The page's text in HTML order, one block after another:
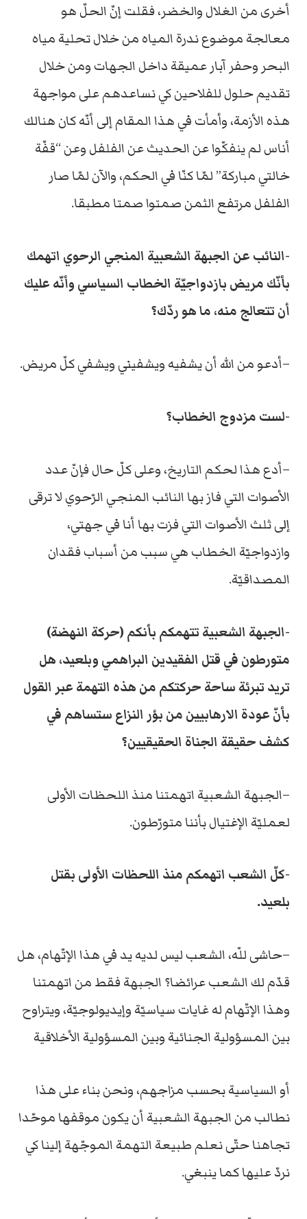
أخرى من الغلال والخضر، فقلت إنّ الحلّ هو
معالجة موضوع ندرة المياه من خلال تحلية مياه
البحر وحفر آبار عميقة داخل الجهات ومن خلال
تقديم حلول للفلاحين كي نساعدهم على مواجهة
هذه الأزمة، وأمأت في هذا المقام إلى أنّه كان هنالك
أناس لم ينفكّوا عن الحديث عن الفلفل وعن “قفّة
خالتي مباركة” لمّا كنّا في الحكم، والآن لمّا صار
الفلفل مرتفع الثمن صمتوا صمتا مطبقا.
-النائب عن الجبهة الشعبية المنجي الرحوي اتهمك
بأنّك مريض بازدواجيّة الخطاب السياسي وأنّه عليك
أن تتعالج منه، ما هو ردّك؟
–أدعو من الله أن يشفيه ويشفيني ويشفي كلّ مريض.
-لست مزدوج الخطاب؟
–أدع هذا لحكم التاريخ، وعلى كلّ حال فإنّ عدد
الأصوات التي فاز بها النائب المنجي الرّحوي لا ترقى
إلى ثلث الأصوات التي فزت بها أنا في جهتي،
وازدواجيّة الخطاب هي سبب من أسباب فقدان
المصداقيّة.
-الجبهة الشعبية تتهمكم بأنكم (حركة النهضة)
متورطون في قتل الفقيدين البراهمي وبلعيد، هل
تريد تبرئة ساحة حركتكم من هذه التهمة عبر القول
بأنّ عودة الارهابيين من بؤر النزاع ستساهم في
كشف حقيقة الجناة الحقيقيين؟
–الجبهة الشعبية اتهمتنا منذ اللحظات الأولى
لعمليّة الإغتيال بأننا متورّطون.
-كلّ الشعب اتهمكم منذ اللحظات الأولى بقتل
بلعيد.
–حاشى للّه، الشعب ليس لديه يد في هذا الإتّهام، هل
قدّم لك الشعب عرائضا؟ الجبهة فقط من اتهمتنا
وهذا الإتّهام له غايات سياسيّة وإيديولوجيّة، ويتراوح
بين المسؤولية الجنائية وبين المسؤولية الأخلاقية
أو السياسية بحسب مزاجهم، ونحن بناء على هذا
نطالب من الجبهة الشعبية أن يكون موقفها موحّدا
تجاهنا حتّى نعلم طبيعة التهمة الموجّهة إلينا كي
نردّ عليها كما ينبغي.